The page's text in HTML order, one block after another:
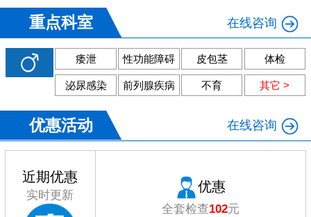
重点科室 在线咨询
痿泄 性功能障碍 皮包茎 体检
泌尿感染 前列腺疾病 不育 其它 >
优惠活动 在线咨询
近期优惠
实时更新
优惠
全套检查102元